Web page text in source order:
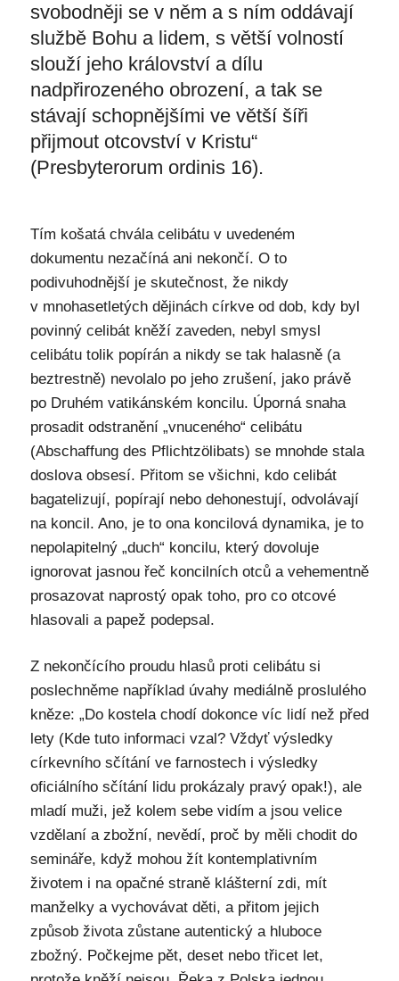
svobodněji se v něm a s ním oddávají
službě Bohu a lidem, s větší volností
slouží jeho království a dílu
nadpřirozeného obrození, a tak se
stávají schopnějšími ve větší šíři
přijmout otcovství v Kristu“
(Presbyterorum ordinis 16).
Tím košatá chvála celibátu v uvedeném
dokumentu nezačíná ani nekončí. O to
podivuhodnější je skutečnost, že nikdy
v mnohasetletých dějinách církve od dob, kdy byl
povinný celibát kněží zaveden, nebyl smysl
celibátu tolik popírán a nikdy se tak halasně (a
beztrestně) nevolalo po jeho zrušení, jako právě
po Druhém vatikánském koncilu. Úporná snaha
prosadit odstranění „vnuceného“ celibátu
(Abschaffung des Pflichtzölibats) se mnohde stala
doslova obsesí. Přitom se všichni, kdo celibát
bagatelizují, popírají nebo dehonestují, odvolávají
na koncil. Ano, je to ona koncilová dynamika, je to
nepolapitelný „duch“ koncilu, který dovoluje
ignorovat jasnou řeč koncilních otců a vehementně
prosazovat naprostý opak toho, pro co otcové
hlasovali a papež podepsal.
Z nekončícího proudu hlasů proti celibátu si
poslechněme například úvahy mediálně proslulého
kněze: „Do kostela chodí dokonce víc lidí než před
lety (Kde tuto informaci vzal? Vždyť výsledky
církevního sčítání ve farnostech i výsledky
oficiálního sčítání lidu prokázaly pravý opak!), ale
mladí muži, jež kolem sebe vidím a jsou velice
vzdělaní a zbožní, nevědí, proč by měli chodit do
semináře, když mohou žít kontemplativním
životem i na opačné straně klášterní zdi, mít
manželky a vychovávat děti, a přitom jejich
způsob života zůstane autentický a hluboce
zbožný. Počkejme pět, deset nebo třicet let,